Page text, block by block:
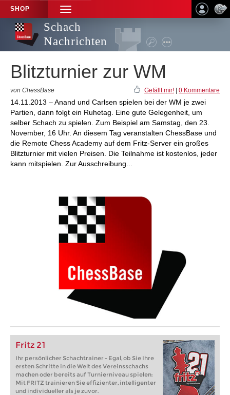
SHOP
TOGGLE
NAVIGATION
Schach
Nachrichten
Blitzturnier zur WM
von ChessBase Gefällt mir! 0 Kommentare
14.11.2013 – Anand und Carlsen spielen bei der WM je zwei
Partien, dann folgt ein Ruhetag. Eine gute Gelegenheit, um
selber Schach zu spielen. Zum Beispiel am Samstag, den 23.
November, 16 Uhr. An diesem Tag veranstalten ChessBase und
die Remote Chess Academy auf dem Fritz-Server ein großes
Blitzturnier mit vielen Preisen. Die Teilnahme ist kostenlos, jeder
kann mitspielen. Zur Ausschreibung...
Fritz 21
Ihr persönlicher Schachtrainer - Egal, ob Sie Ihre
ersten Schritte in die Welt des Vereinsschachs
machen oder bereits auf Turnierniveau spielen:
Mit FRITZ trainieren Sie effizienter, intelligenter
und individueller als je zuvor.